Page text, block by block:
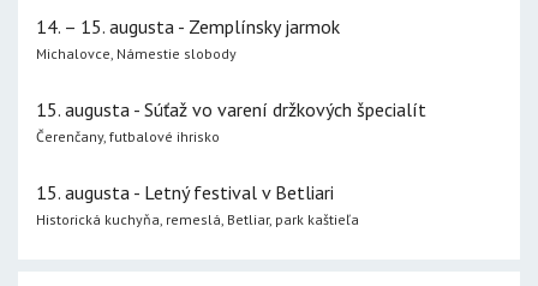
14. – 15. augusta - Zemplínsky jarmok
Michalovce, Námestie slobody
15. augusta - Súťaž vo varení držkových špecialít
Čerenčany, futbalové ihrisko
15. augusta - Letný festival v Betliari
Historická kuchyňa, remeslá, Betliar, park kaštieľa